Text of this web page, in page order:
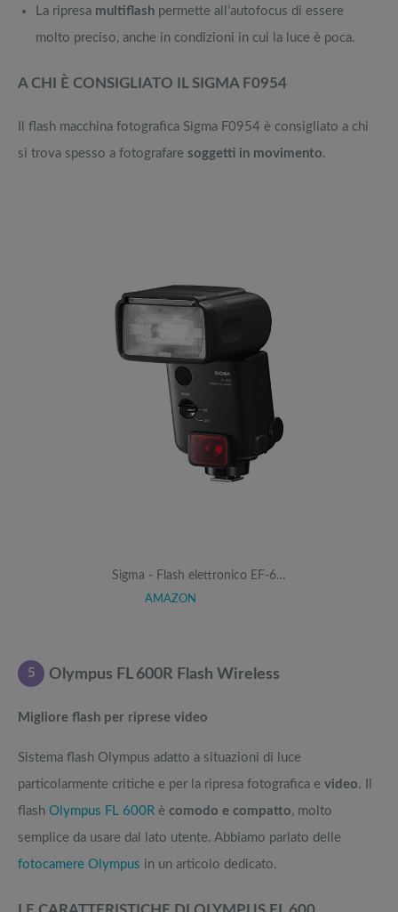
La ripresa multiflash permette all’autofocus di essere
molto preciso, anche in condizioni in cui la luce è poca.
A CHI È CONSIGLIATO IL SIGMA F0954
Il flash macchina fotografica Sigma F0954 è consigliato a chi
si trova spesso a fotografare soggetti in movimento.
Sigma - Flash elettronico EF-6…
AMAZON
5 Olympus FL 600R Flash Wireless
Migliore flash per riprese video
Sistema flash Olympus adatto a situazioni di luce
particolarmente critiche e per la ripresa fotografica e video. Il
flash Olympus FL 600R è comodo e compatto, molto
semplice da usare dal lato utente. Abbiamo parlato delle
fotocamere Olympus in un articolo dedicato.